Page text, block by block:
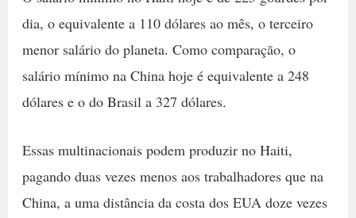
dia, o equivalente a 110 dólares ao mês, o terceiro
menor salário do planeta. Como comparação, o
salário mínimo na China hoje é equivalente a 248
dólares e o do Brasil a 327 dólares.
Essas multinacionais podem produzir no Haiti,
pagando duas vezes menos aos trabalhadores que na
China, a uma distância da costa dos EUA doze vezes